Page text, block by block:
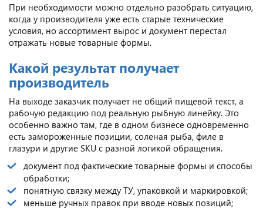
При необходимости можно отдельно разобрать ситуацию,
когда у производителя уже есть старые технические
условия, но ассортимент вырос и документ перестал
отражать новые товарные формы.
Какой результат получает
производитель
На выходе заказчик получает не общий пищевой текст, а
рабочую редакцию под реальную рыбную линейку. Это
особенно важно там, где в одном бизнесе одновременно
есть замороженные позиции, соленая рыба, филе в
глазури и другие SKU с разной логикой обращения.
документ под фактические товарные формы и способы
обработки;
понятную связку между ТУ, упаковкой и маркировкой;
меньше ручных правок при вводе новых позиций;